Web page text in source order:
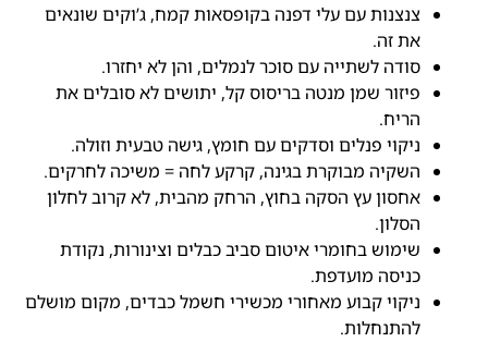
צנצנות עם עלי דפנה בקופסאות קמח, ג’וקים שונאים
את זה.
סודה לשתייה עם סוכר לנמלים, והן לא יחזרו.
פיזור שמן מנטה בריסוס קל, יתושים לא סובלים את
הריח.
ניקוי פנלים וסדקים עם חומץ, גישה טבעית וזולה.
השקיה מבוקרת בגינה, קרקע לחה = משיכה לחרקים.
אחסון עץ הסקה בחוץ, הרחק מהבית, לא קרוב לחלון
הסלון.
שימוש בחומרי איטום סביב כבלים וצינורות, נקודת
כניסה מועדפת.
ניקוי קבוע מאחורי מכשירי חשמל כבדים, מקום מושלם
להתנחלות.